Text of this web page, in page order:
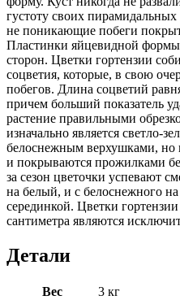
густоту своих
не поникающие побеги
Пластинки яйцевидной
сторон. Цветки гортензии
соцветия, которые, в свою
побегов. Длина соцветий
причем больший показатель
растение правильными
изначально является светло-
белоснежным верхушками, но
и покрываются прожилками
за сезон цветочки успевают
на белый, и с белоснежного
серединкой. Цветки
сантиметра являются
Детали
Вес
3 кг